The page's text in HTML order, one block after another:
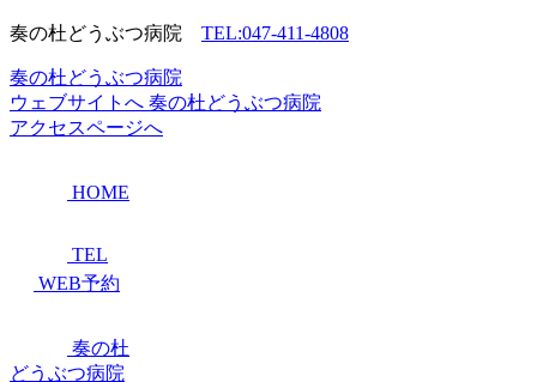
奏の杜どうぶつ病院 TEL:047-411-4808
奏の杜どうぶつ病院
ウェブサイトへ 奏の杜どうぶつ病院
アクセスページへ
HOME
TEL
WEB予約
奏の杜
どうぶつ病院